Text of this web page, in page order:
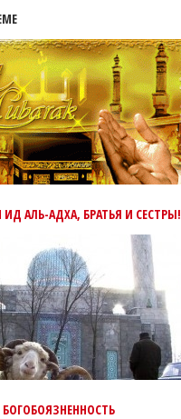
АЛЬ-АДХА, БРАТЬЯ И СЕСТРЫ!